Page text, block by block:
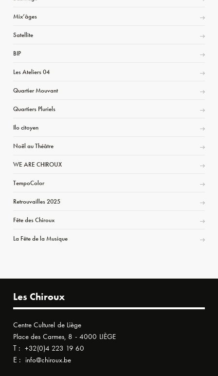
Mix’âges
Satellite
BIP
Les Ateliers 04
Quartier Mouvant
Quartiers Pluriels
Ilo citoyen
Noël au Théâtre
WE ARE CHIROUX
TempoColor
Retrouvailles 2025
Fête des Chiroux
La Fête de la Musique
Les Chiroux
Centre Culturel de Liège
Place des Carmes, 8 - 4000 LIÈGE
T : +32(0)4 223 19 60
E : info@chiroux.be